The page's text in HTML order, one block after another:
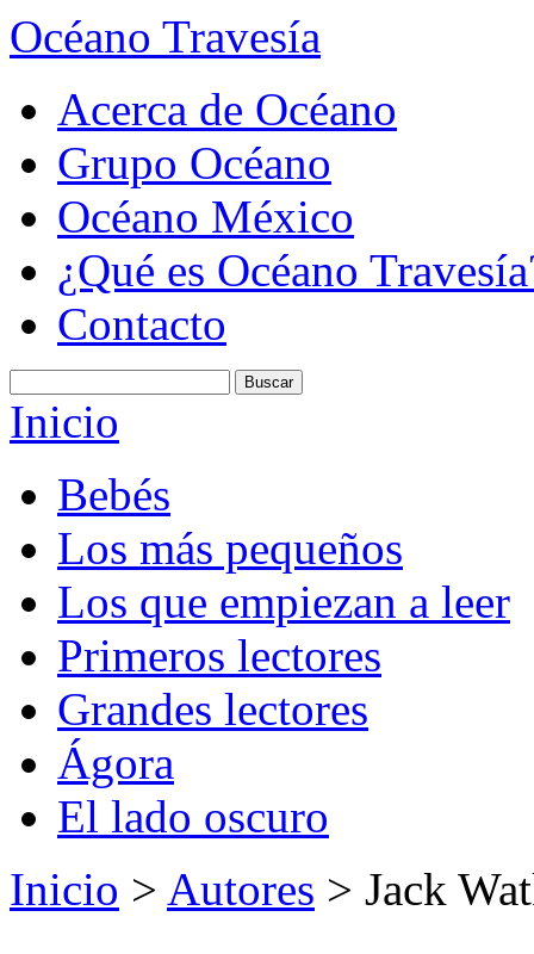
Océano Travesía
Acerca de Océano
Grupo Océano
Océano México
¿Qué es Océano
Contacto
Inicio
Bebés
Los más pequeños
Los que empiezan a leer
Primeros lectores
Grandes lectores
Ágora
El lado oscuro
Inicio > Autores > Jack